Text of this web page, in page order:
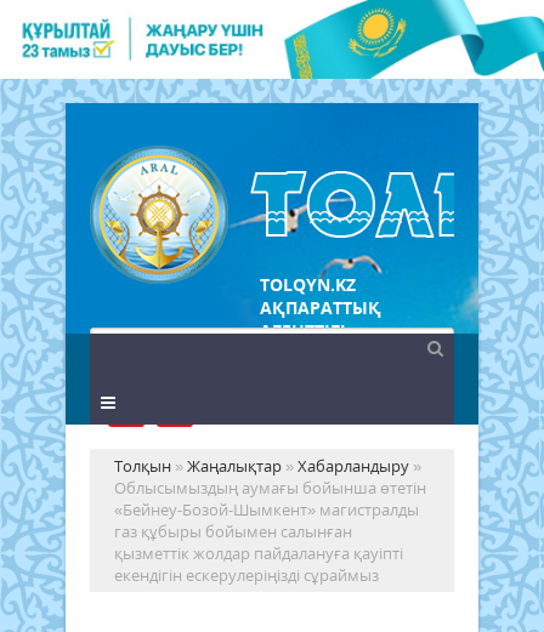
TOLQYN.KZ
АҚПАРАТТЫҚ
АГЕНТТІГІ
Толқын »Жаңалықтар »Хабарландыру »
Облысымыздың аумағы бойынша өтетін
«Бейнеу-Бозой-Шымкент» магистралды
газ құбыры бойымен салынған
қызметтік жолдар пайдалануға қауіпті
екендігін ескерулеріңізді сұраймыз